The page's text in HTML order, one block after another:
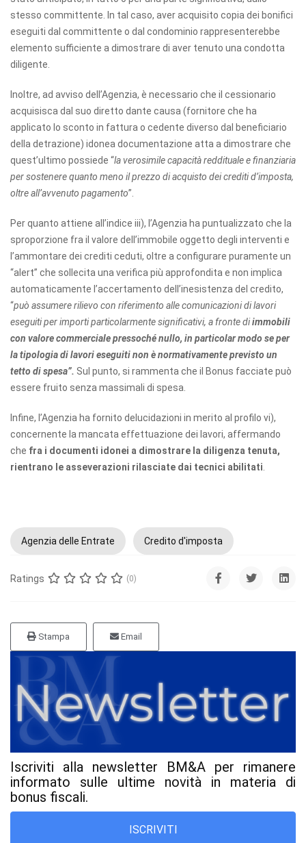
stesso committente. In tal caso, aver acquisito copia dei bonifici
eseguiti dal committente o dal condominio rappresenterebbe
elemento sufficiente a dimostrare di aver tenuto una condotta
diligente.
Inoltre, ad avviso dell’Agenzia, è necessario che il cessionario
acquisisca dal suo diretto dante causa (fornitore che ha
applicato lo sconto in fattura o cedente diverso dal beneficiario
della detrazione) idonea documentazione atta a dimostrare che
quest’ultimo possiede “la verosimile capacità reddituale e finanziaria
per sostenere quanto meno il prezzo di acquisto dei crediti d’imposta,
oltre all’avvenuto pagamento”.
Per quanto attiene all’indice iii), l’Agenzia ha puntualizzato che la
sproporzione fra il valore dell’immobile oggetto degli interventi e
l’ammontare dei crediti ceduti, oltre a configurare puramente un
“alert” che sollecita una verifica più approfondita e non implica
automaticamente l’accertamento dell’inesistenza del credito,
“può assumere rilievo con riferimento alle comunicazioni di lavori
eseguiti per importi particolarmente significativi, a fronte diimmobili
con valore commerciale pressoché nullo, in particolar modo se per
la tipologia di lavori eseguiti non è normativamente previsto un
tetto di spesa”. Sul punto, si rammenta che il Bonus facciate può
essere fruito senza massimali di spesa.
Infine, l’Agenzia ha fornito delucidazioni in merito al profilo vi),
concernente la mancata effettuazione dei lavori, affermando
che fra i documenti idonei a dimostrare la diligenza tenuta,
rientrano le asseverazioni rilasciate dai tecnici abilitati.
Agenzia delle Entrate Credito d'imposta
Ratings (0)
Stampa Email
Iscriviti alla newsletter BM&A per rimanere
informato sulle ultime novità in materia di
bonus fiscali.
ISCRIVITI